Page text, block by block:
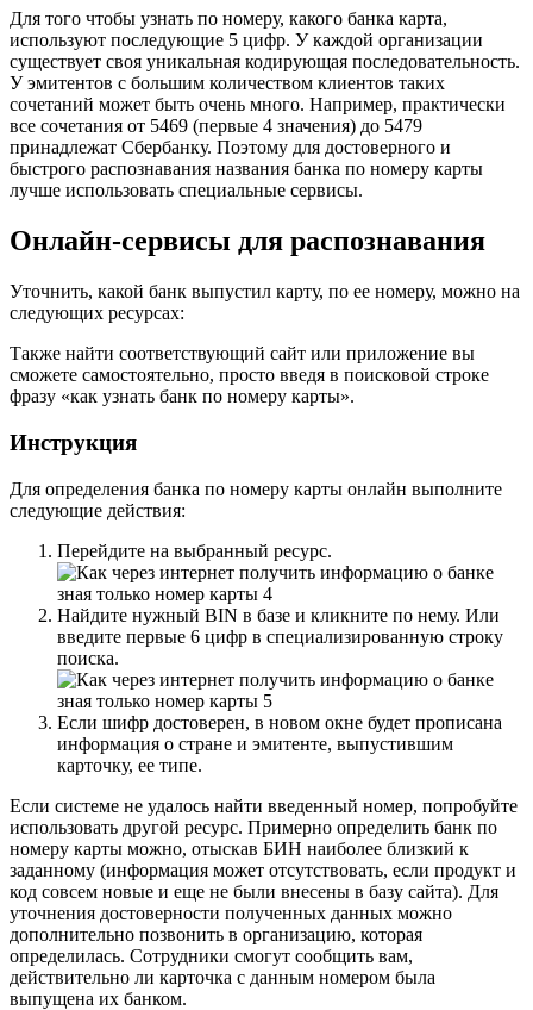
Для того чтобы узнать по номеру, какого банка карта,
используют последующие 5 цифр. У каждой организации
существует своя уникальная кодирующая последовательность.
У эмитентов с большим количеством клиентов таких
сочетаний может быть очень много. Например, практически
все сочетания от 5469 (первые 4 значения) до 5479
принадлежат Сбербанку. Поэтому для достоверного и
быстрого распознавания названия банка по номеру карты
лучше использовать специальные сервисы.
Онлайн-сервисы для распознавания
Уточнить, какой банк выпустил карту, по ее номеру, можно на
следующих ресурсах:
Также найти соответствующий сайт или приложение вы
сможете самостоятельно, просто введя в поисковой строке
фразу «как узнать банк по номеру карты».
Инструкция
Для определения банка по номеру карты онлайн выполните
следующие действия:
Перейдите на выбранный ресурс.
Найдите нужный BIN в базе и кликните по нему. Или
введите первые 6 цифр в специализированную строку
поиска.
Если шифр достоверен, в новом окне будет прописана
информация о стране и эмитенте, выпустившим
карточку, ее типе.
Если системе не удалось найти введенный номер, попробуйте
использовать другой ресурс. Примерно определить банк по
номеру карты можно, отыскав БИН наиболее близкий к
заданному (информация может отсутствовать, если продукт и
код совсем новые и еще не были внесены в базу сайта). Для
уточнения достоверности полученных данных можно
дополнительно позвонить в организацию, которая
определилась. Сотрудники смогут сообщить вам,
действительно ли карточка с данным номером была
выпущена их банком.